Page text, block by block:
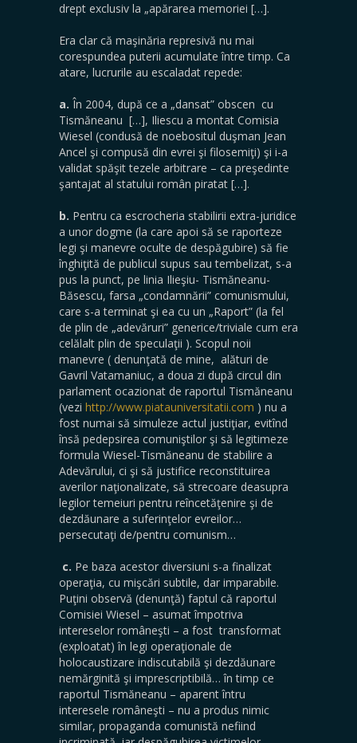
drept exclusiv la „apărarea memoriei […].
Era clar că maşinăria represivă nu mai
corespundea puterii acumulate între timp. Ca
atare, lucrurile au escaladat repede:
a. În 2004, după ce a „dansat” obscen cu
Tismăneanu […], Iliescu a montat Comisia
Wiesel (condusă de noebositul duşman Jean
Ancel şi compusă din evrei şi filosemiţi) şi i-a
validat spăşit tezele arbitrare – ca preşedinte
şantajat al statului român piratat […].
b. Pentru ca escrocheria stabilirii extra-juridice
a unor dogme (la care apoi să se raporteze
legi şi manevre oculte de despăgubire) să fie
înghiţită de publicul supus sau tembelizat, s-a
pus la punct, pe linia Ilieşiu- Tismăneanu-
Băsescu, farsa „condamnării” comunismului,
care s-a terminat şi ea cu un „Raport” (la fel
de plin de „adevăruri” generice/triviale cum era
celălalt plin de speculaţii ). Scopul noii
manevre ( denunţată de mine, alături de
Gavril Vatamaniuc, a doua zi după circul din
parlament ocazionat de raportul Tismăneanu
(vezi http://www.piatauniversitatii.com ) nu a
fost numai să simuleze actul justiţiar, evitînd
însă pedepsirea comuniştilor şi să legitimeze
formula Wiesel-Tismăneanu de stabilire a
Adevărului, ci şi să justifice reconstituirea
averilor naţionalizate, să strecoare deasupra
legilor temeiuri pentru reîncetăţenire şi de
dezdăunare a suferinţelor evreilor…
persecutaţi de/pentru comunism…
c. Pe baza acestor diversiuni s-a finalizat
operaţia, cu mişcări subtile, dar imparabile.
Puţini observă (denunţă) faptul că raportul
Comisiei Wiesel – asumat împotriva
intereselor româneşti – a fost transformat
(exploatat) în legi operaţionale de
holocaustizare indiscutabilă şi dezdăunare
nemărginită şi imprescriptibilă… în timp ce
raportul Tismăneanu – aparent întru
interesele româneşti – nu a produs nimic
similar, propaganda comunistă nefiind